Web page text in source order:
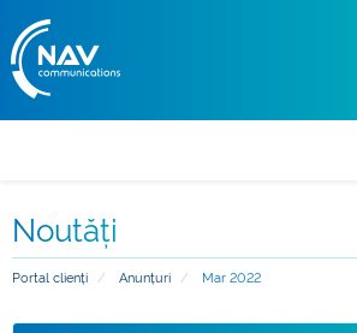
Noutăți
Portal clienți Anunțuri Mar 2022